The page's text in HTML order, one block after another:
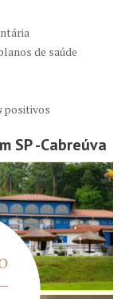
de saúde
positivos
SP -Cabreúva